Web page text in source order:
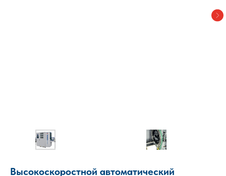
Высокоскоростной автоматический